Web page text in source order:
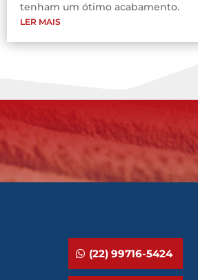
tenham um ótimo acabamento.
LER MAIS
(22) 99716-5424